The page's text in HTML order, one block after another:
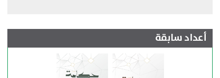
أعداد سابقة